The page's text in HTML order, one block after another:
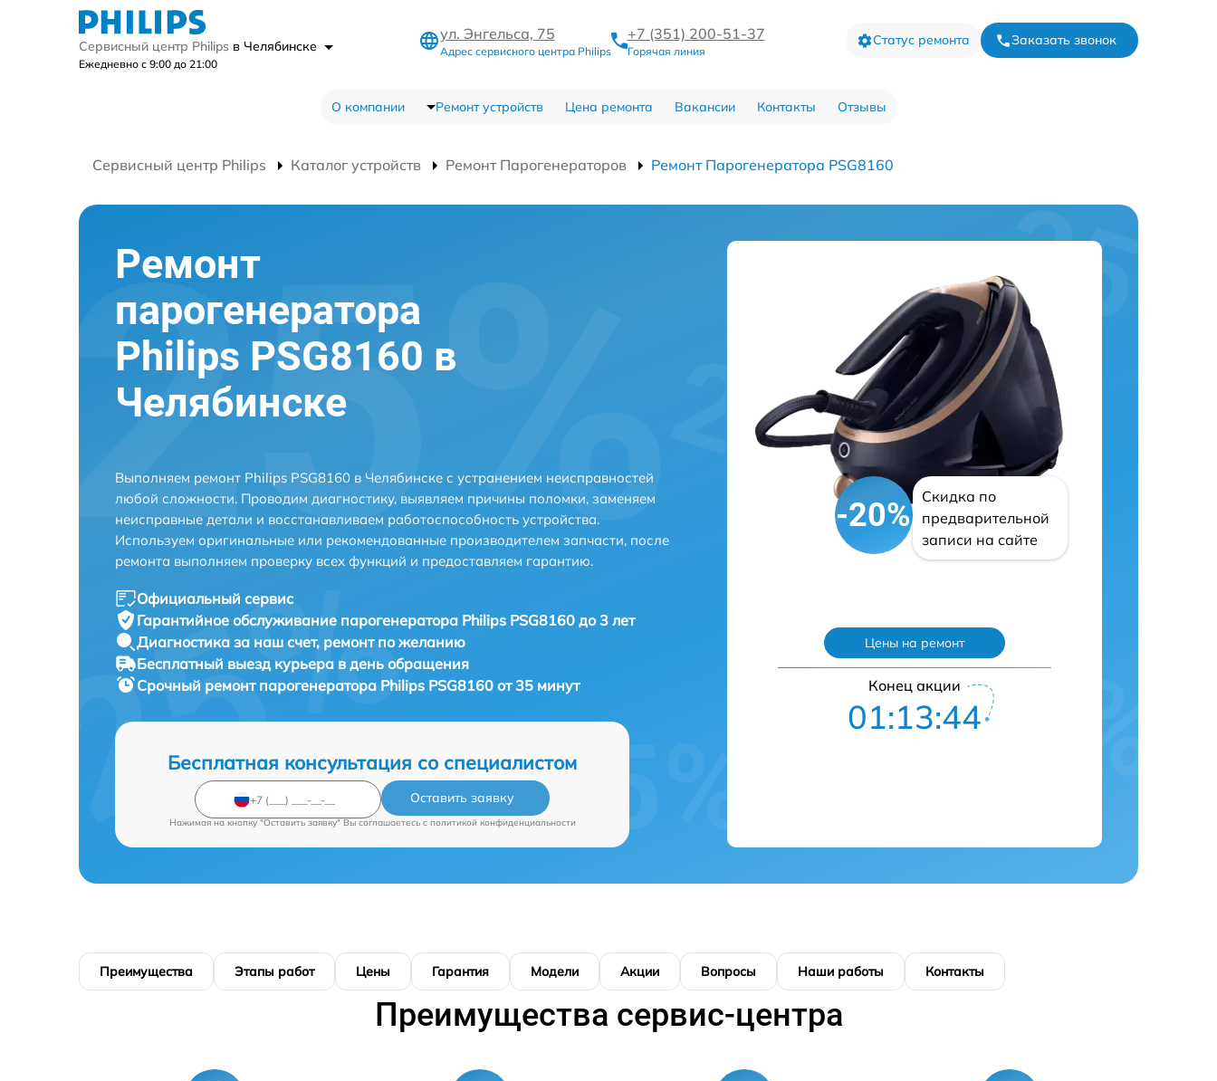
Сервисный центр Philips в Челябинске
Ежедневно с 9:00 до 21:00
ул. Энгельса, 75
Адрес сервисного центра Philips
+7 (351) 200-51-37
Горячая линия
Статус ремонта Заказать звонок
О компании Ремонт устройств Цена ремонта Вакансии Контакты Отзывы
Сервисный центр Philips Каталог устройств Ремонт Парогенераторов Ремонт Парогенератора PSG8160
Ремонт
парогенератора
Philips PSG8160 в
Челябинске
Выполняем ремонт Philips PSG8160 в Челябинске с устранением неисправностей
любой сложности. Проводим диагностику, выявляем причины поломки, заменяем
неисправные детали и восстанавливаем работоспособность устройства.
Используем оригинальные или рекомендованные производителем запчасти, после
ремонта выполняем проверку всех функций и предоставляем гарантию.
Официальный сервис
Гарантийное обслуживание парогенератора Philips PSG8160 до 3 лет
Диагностика за наш счет, ремонт по желанию
Бесплатный выезд курьера в день обращения
Срочный ремонт парогенератора Philips PSG8160 от 35 минут
Бесплатная консультация со специалистом
Оставить заявку
Нажимая на кнопку "Оставить заявку" Вы соглашаетесь c политикой конфиденциальности
-20%
Скидка по
предварительной
записи на сайте
Цены на ремонт
Конец акции
01:13:43
Преимущества Этапы работ Цены Гарантия Модели Акции Вопросы Наши работы Контакты
Преимущества сервис-центра